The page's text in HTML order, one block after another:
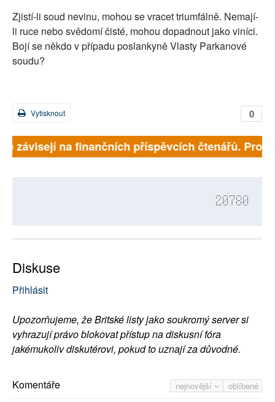
Zjistí-li soud nevinu, mohou se vracet triumfálně. Nemají-
li ruce nebo svědomí čisté, mohou dopadnout jako viníci.
Bojí se někdo v případu poslankyně Vlasty Parkanové
soudu?
0
Vytisknout
závisejí na finančních příspěvcích čtenářů.
20780
Diskuse
Přihlásit
Upozorňujeme, že Britské listy jako soukromý server si
vyhrazují právo blokovat přístup na diskusní fóra
jakémukoliv diskutérovi, pokud to uznají za důvodné.
nejnovější oblíbené
Komentáře